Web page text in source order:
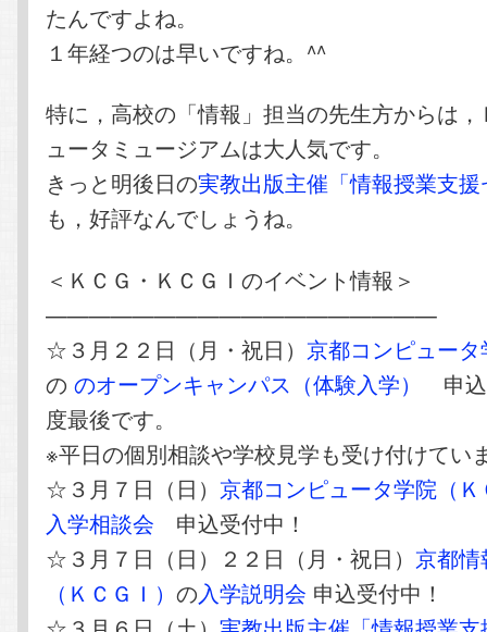
たんですよね。
１年経つのは早いですね。^^
特に，高校の「情報」担当の先生方からは
ュータミュージアムは大人気です。
きっと明後日の実教出版主催「情報授業支
も，好評なんでしょうね。
＜ＫＣＧ・ＫＣＧＩのイベント情報＞
——————————————————
☆３月２２日（月・祝日） 京都コンピュー
の のオープンキャンパス（体験入学）
申
度最後です。
※平日の個別相談や学校見学も受け付けてい
☆３月７日（日） 京都コンピュータ学院（
入学相談会 申込受付中！
☆３月７日（日）２２日（月・祝日） 京都
（ＫＣＧＩ）の入学説明会 申込受付中！